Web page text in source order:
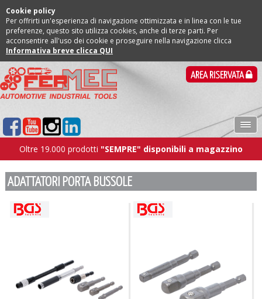
Cookie policy
Per offrirti un'esperienza di navigazione ottimizzata e in linea con le tue
preferenze, questo sito utilizza cookies, anche di terze parti. Per
acconsentire all'uso dei cookie e proseguire nella navigazione clicca
Informativa breve clicca QUI
AREA RISERVATA
Oltre 19.000 prodotti "SEMPRE" disponibili a magazzino
ADATTATORI PORTA BUSSOLE